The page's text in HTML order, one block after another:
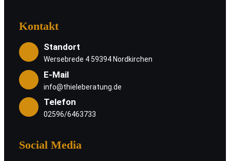
Kontakt
Standort
Wersebrede 4 59394 Nordkirchen
E-Mail
info@thieleberatung.de
Telefon
02596/6463733
Social Media